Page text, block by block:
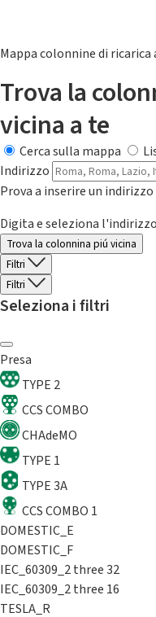
Mappa colonnine di
Trova la
vicina a te
Cerca sulla mappa
Indirizzo
Prova a inserire un
Digita e seleziona
Trova la colonnina piú vicina
Filtri
Filtri
Seleziona i filtri
Presa
TYPE 2
CCS COMBO
CHAdeMO
TYPE 1
TYPE 3A
CCS COMBO 1
DOMESTIC_E
DOMESTIC_F
IEC_60309_2 three 32
IEC_60309_2 three 16
TESLA_R